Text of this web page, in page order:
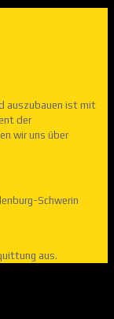
auszubauen ist mit
der
wir uns über
Schwerin
aus.